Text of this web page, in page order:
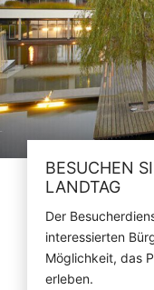
BESUCHEN
LANDTAG
Der
interessierten
Möglichkeit, das
erleben.